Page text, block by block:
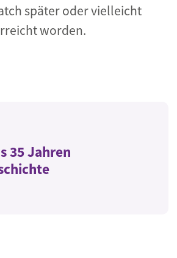
später oder vielleicht
worden.
35 Jahren